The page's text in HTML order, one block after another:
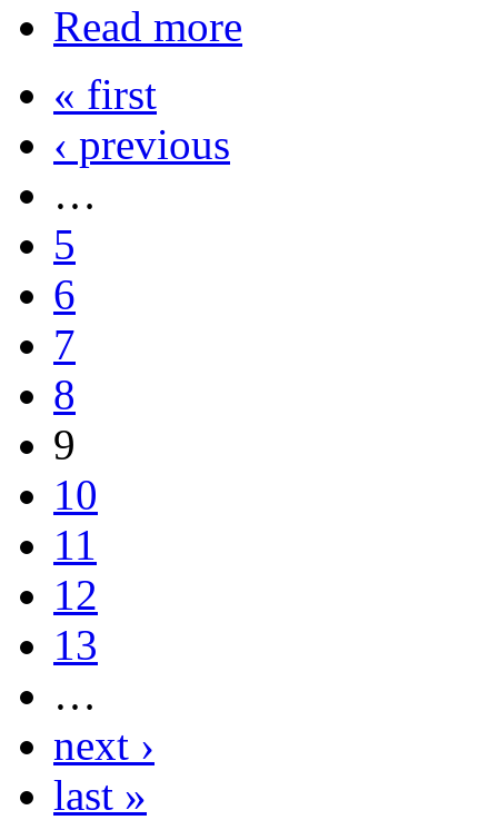
Read more
« first
‹ previous
…
5
6
7
8
9
10
11
12
13
…
next ›
last »